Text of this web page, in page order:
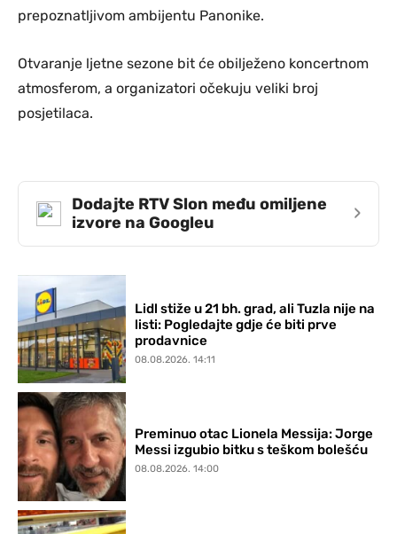
prepoznatljivom ambijentu Panonike.
Otvaranje ljetne sezone bit će obilježeno koncertnom
atmosferom, a organizatori očekuju veliki broj
posjetilaca.
Dodajte RTV Slon među omiljene
izvore na Googleu
›
Lidl stiže u 21 bh. grad, ali Tuzla nije na
listi: Pogledajte gdje će biti prve
prodavnice
08.08.2026. 14:11
Preminuo otac Lionela Messija: Jorge
Messi izgubio bitku s teškom bolešću
08.08.2026. 14:00